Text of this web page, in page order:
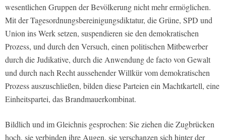
wesentlichen Gruppen der Bevölkerung nicht mehr ermöglichen.
Mit der Tagesordnungsbereinigungsdiktatur, die Grüne, SPD und
Union ins Werk setzen, suspendieren sie den demokratischen
Prozess, und durch den Versuch, einen politischen Mitbewerber
durch die Judikative, durch die Anwendung de facto von Gewalt
und durch nach Recht aussehender Willkür vom demokratischen
Prozess auszuschließen, bilden diese Parteien ein Machtkartell, eine
Einheitspartei, das Brandmauerkombinat.
Bildlich und im Gleichnis gesprochen: Sie ziehen die Zugbrücken
hoch, sie verbinden ihre Augen, sie verschanzen sich hinter der